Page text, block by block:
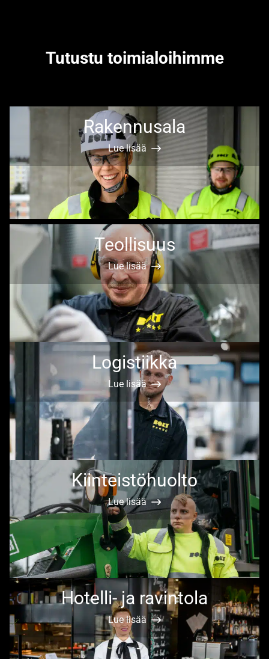
Tutustu toimialoihimme
Rakennusala
Lue lisää
Teollisuus
Lue lisää
Logistiikka
Lue lisää
Kiinteistöhuolto
Lue lisää
Hotelli- ja ravintola
Lue lisää